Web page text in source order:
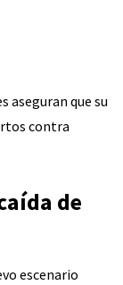
aseguran que su
contra
de
escenario